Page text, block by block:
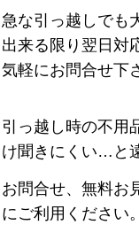
急な引っ越しでも
出来る限り翌日対
気軽にお問合せ下
引っ越し時の不用
け聞きにくい…と
お問合せ、無料お
にご利用ください。